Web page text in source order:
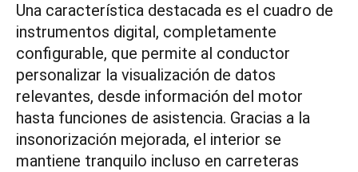
Una característica destacada es el cuadro de
instrumentos digital, completamente
configurable, que permite al conductor
personalizar la visualización de datos
relevantes, desde información del motor
hasta funciones de asistencia. Gracias a la
insonorización mejorada, el interior se
mantiene tranquilo incluso en carreteras